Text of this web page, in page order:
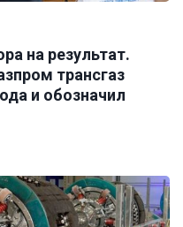
на результат.
трансгаз
и обозначил